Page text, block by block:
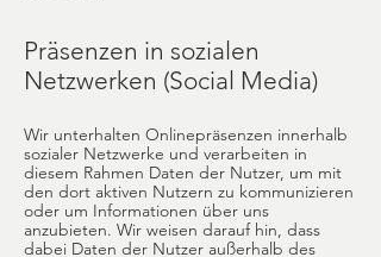
Präsenzen in sozialen
Netzwerken (Social Media)
Wir unterhalten Onlinepräsenzen innerhalb
sozialer Netzwerke und verarbeiten in
diesem Rahmen Daten der Nutzer, um mit
den dort aktiven Nutzern zu kommunizieren
oder um Informationen über uns
anzubieten. Wir weisen darauf hin, dass
dabei Daten der Nutzer außerhalb des